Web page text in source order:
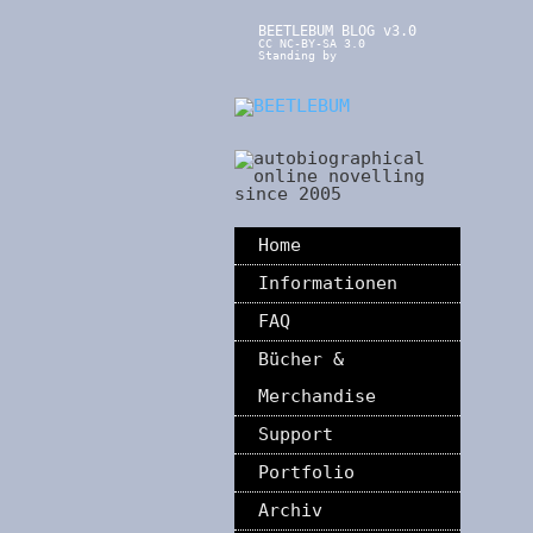
BEETLEBUM BLOG v3.0
CC NC-BY-SA 3.0
Standing by
Home
Informationen
FAQ
Bücher &
Merchandise
Support
Portfolio
Archiv